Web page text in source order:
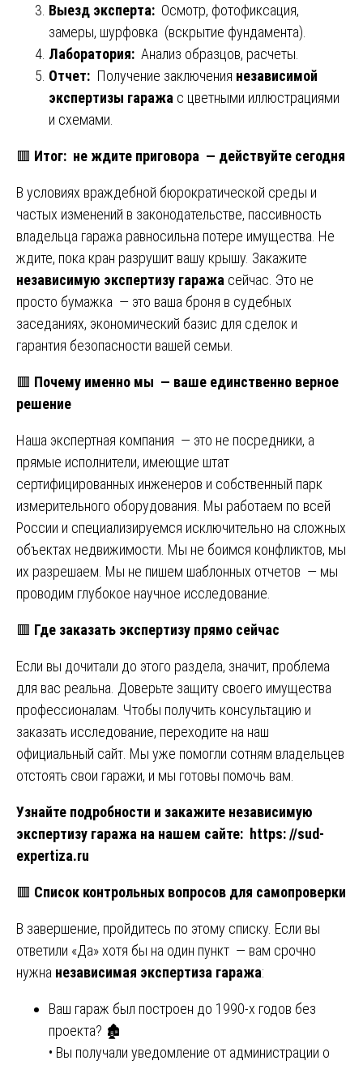
Выезд эксперта: Осмотр, фотофиксация,
замеры, шурфовка (вскрытие фундамента).
Лаборатория: Анализ образцов, расчеты.
Отчет: Получение заключения независимой
экспертизы гаража с цветными иллюстрациями
и схемами.
🟥 Итог: не ждите приговора — действуйте сегодня
В условиях враждебной бюрократической среды и
частых изменений в законодательстве, пассивность
владельца гаража равносильна потере имущества. Не
ждите, пока кран разрушит вашу крышу. Закажите
независимую экспертизу гаража сейчас. Это не
просто бумажка — это ваша броня в судебных
заседаниях, экономический базис для сделок и
гарантия безопасности вашей семьи.
🟥 Почему именно мы — ваше единственно верное
решение
Наша экспертная компания — это не посредники, а
прямые исполнители, имеющие штат
сертифицированных инженеров и собственный парк
измерительного оборудования. Мы работаем по всей
России и специализируемся исключительно на сложных
объектах недвижимости. Мы не боимся конфликтов, мы
их разрешаем. Мы не пишем шаблонных отчетов — мы
проводим глубокое научное исследование.
🟥 Где заказать экспертизу прямо сейчас
Если вы дочитали до этого раздела, значит, проблема
для вас реальна. Доверьте защиту своего имущества
профессионалам. Чтобы получить консультацию и
заказать исследование, переходите на наш
официальный сайт. Мы уже помогли сотням владельцев
отстоять свои гаражи, и мы готовы помочь вам.
Узнайте подробности и закажите независимую
экспертизу гаража на нашем сайте: https: //sud-
expertiza.ru
🟥 Список контрольных вопросов для самопроверки
В завершение, пройдитесь по этому списку. Если вы
ответили «Да» хотя бы на один пункт — вам срочно
нужна независимая экспертиза гаража:
Ваш гараж был построен до 1990-х годов без
проекта? 🏚️
• Вы получали уведомление от администрации о